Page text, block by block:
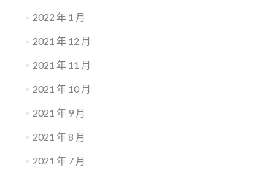
2022 年 1 月
2021 年 12 月
2021 年 11 月
2021 年 10 月
2021 年 9 月
2021 年 8 月
2021 年 7 月